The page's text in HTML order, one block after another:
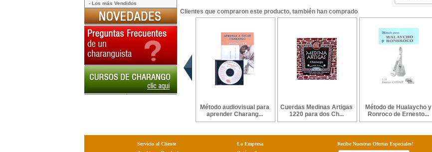
- Los más Vendidos
Clientes que compraron este producto, también han comprado
Método audiovisual para
aprender Charang...
Cuerdas Medinas Artigas
1220 para dos Ch...
Método de Hualaycho y
Ronroco de Ernesto...
Servicio al Cliente
La Empresa
Recibe Nuestras Ofertas Especiales!